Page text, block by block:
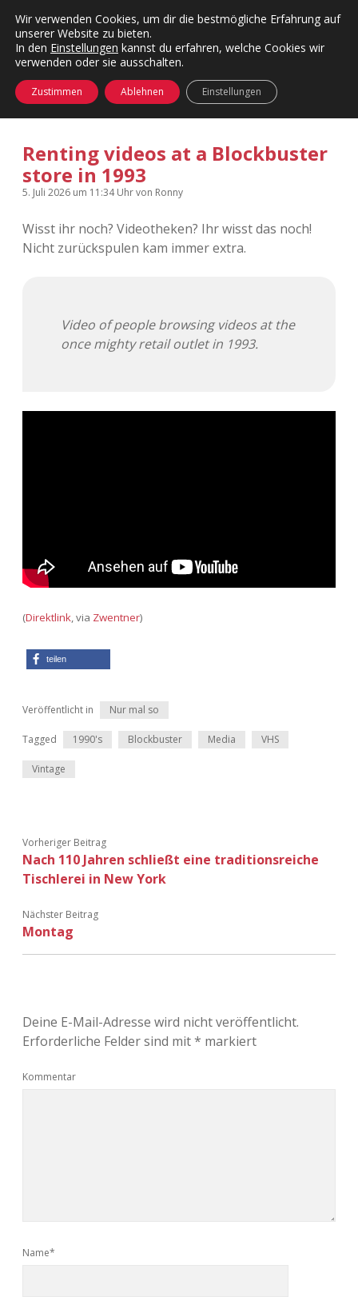
Kategorien
Menü
24 Hours Chilling
Die Wende
Doku
KFMW-Disco
kfmw.stuff
Täglicher Sinnwahn
KFMW-Disco
Dates
Instagrams
Contact
Adventskalender Dropdown-
Menü
öffnen
Adventskalender 2012
Adventskalender 2018
Adventskalender 2019
öffnen
Renting videos at a Blockbuster
store in 1993
5. Juli 2026 um 11:34 Uhrvon Ronny
Wisst ihr noch? Videotheken? Ihr wisst das noch!
Nicht zurückspulen kam immer extra.
Video of people browsing videos at the
once mighty retail outlet in 1993.
(Direktlink , via Zwentner)
teilen
Veröffentlicht in Nur mal so
Tagged 1990's Blockbuster Media VHS
Vintage
Vorheriger Beitrag
Nach 110 Jahren schließt eine traditionsreiche
Tischlerei in New York
Nächster Beitrag
Montag
Deine E-Mail-Adresse wird nicht veröffentlicht.
Erforderliche Felder sind mit* markiert
Kommentar
Name*
Wir verwenden Cookies, um dir die bestmögliche Erfahrung auf
unserer Website zu bieten.
In den Einstellungen kannst du erfahren, welche Cookies wir
verwenden oder sie ausschalten.
Zustimmen Ablehnen Einstellungen